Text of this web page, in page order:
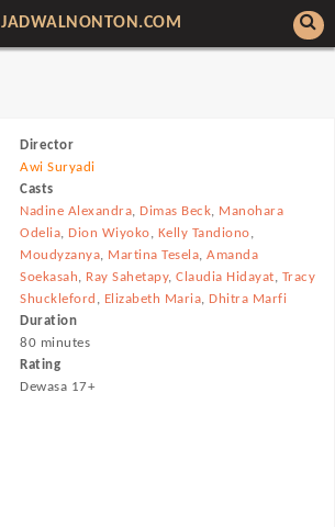
JADWALNONTON.COM
Director
Awi Suryadi
Casts
Nadine Alexandra, Dimas Beck, Manohara
Odelia, Dion Wiyoko, Kelly Tandiono,
Moudyzanya, Martina Tesela,Amanda
Soekasah, Ray Sahetapy,Claudia Hidayat, Tracy
Shuckleford , Elizabeth Maria, Dhitra Marfi
Duration
80 minutes
Rating
Dewasa 17+